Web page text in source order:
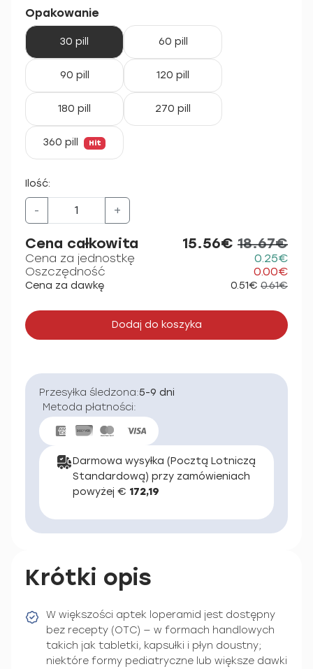
Opakowanie
30 pill 60 pill
90 pill 120 pill
180 pill 270 pill
360 pill Hit
Ilość:
- +
Cena całkowita 15.56€ 18.67€
Cena za jednostkę
0.25€
Oszczędność
0.00€
Cena za dawkę 0.51€ 0.61€
Dodaj do koszyka
Przesyłka śledzona:5-9 dni
Metoda płatności:
Darmowa wysyłka (Pocztą Lotniczą
Standardową) przy zamówieniach
powyżej € 172,19
Krótki opis
W większości aptek loperamid jest dostępny
bez recepty (OTC) — w formach handlowych
takich jak tabletki, kapsułki i płyn doustny;
niektóre formy pediatryczne lub większe dawki